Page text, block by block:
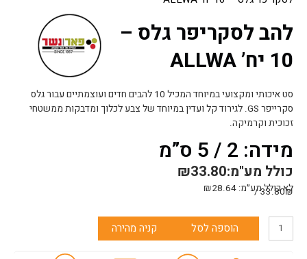
להב לסקריפר גלס –
10 יח’ ALLWA
סט איכותי ומקצועי במיוחד המכיל 10 להבים חדים ועוצמתיים עבור גלס
סקרייפר GS. לגירוד קל ועדין במיוחד של צבע לכלוך ומדבקות ממשטחי
זכוכית וקרמיקה.
מידה: 2 / 5 ס”מ
₪33.80כולל מע"מ:
לא כולל מע״מ: ₪28.64
33.80₪ /
כמות
הוספה לסל קניה מהירה